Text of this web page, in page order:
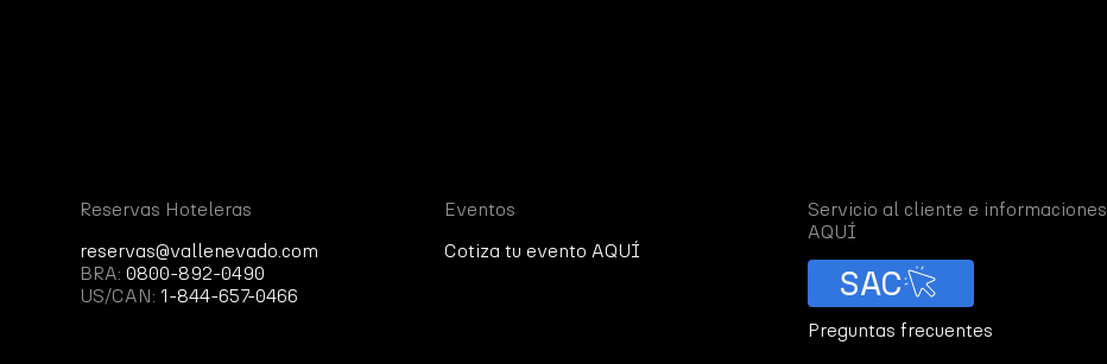
Reservas Hoteleras
reservas@vallenevado.com
BRA:0800-892-0490
US/CAN:1-844-657-0466
Eventos
Cotiza tu evento AQUÍ
Servicio al cliente e informaciones
AQUÍ
SAC
Preguntas frecuentes